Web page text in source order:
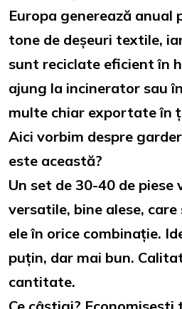
Europa generează anual
tone de deșeuri textile,
sunt reciclate eficient în
ajung la incinerator sau
multe chiar exportate în
Aici vorbim despre
este această?
Un set de 30-40 de
versatile, bine alese,
ele în orice combinație.
puțin, dar mai bun.
cantitate.